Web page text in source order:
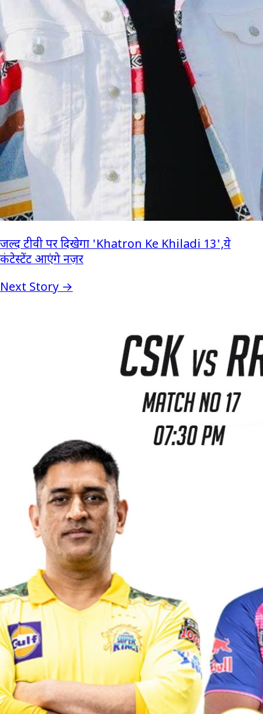
जल्द टीवी पर दिखेगा 'Khatron Ke Khiladi 13',ये
कंटेस्टेंट आएंगे नज़र
Next Story →